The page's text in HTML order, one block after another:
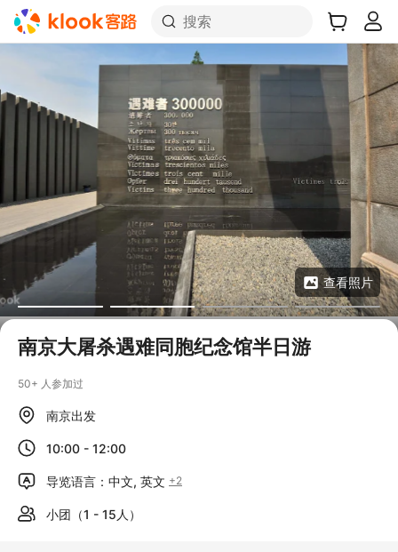
搜索
查看照片
南京大屠杀遇难同胞纪念馆半日游
50+ 人参加过
南京出发
10:00 - 12:00
导览语言：中文, 英文 +2
小团（1 - 15人）